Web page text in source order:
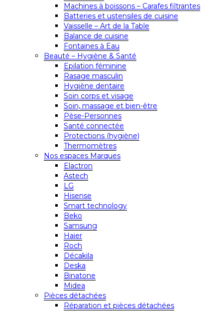
Machines à boissons – Carafes filtrantes
Batteries et ustensiles de cuisine
Vaisselle – Art de la Table
Balance de cuisine
Fontaines à Eau
Beauté – Hygiène & Santé
Epilation féminine
Rasage masculin
Hygiène dentaire
Soin corps et visage
Soin, massage et bien-être
Pèse-Personnes
Santé connectée
Protections (hygiène)
Thermomètres
Nos espaces Marques
Elactron
Astech
LG
Hisense
Smart technology
Beko
Samsung
Haier
Roch
Décakila
Deska
Binatone
Midea
Pièces détachées
Réparation et pièces détachées